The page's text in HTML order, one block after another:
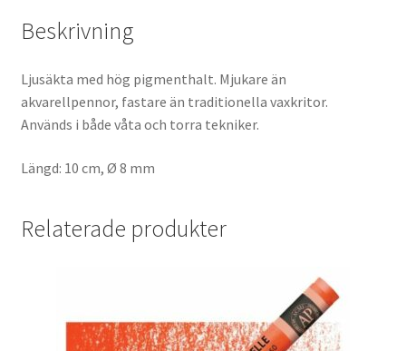
Beskrivning
Ljusäkta med hög pigmenthalt. Mjukare än
akvarellpennor, fastare än traditionella vaxkritor.
Används i både våta och torra tekniker.
Längd: 10 cm, Ø 8 mm
Relaterade produkter